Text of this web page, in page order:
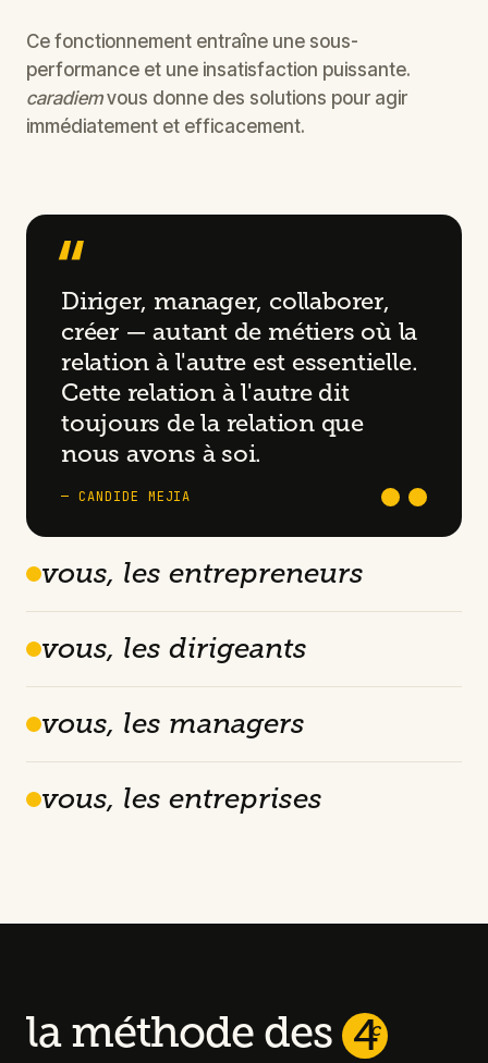
Ce fonctionnement entraîne une sous-
performance et une insatisfaction puissante.
caradiemvous donne des solutions pour agir
immédiatement et efficacement.
“
Diriger, manager, collaborer,
créer — autant de métiers où la
relation à l'autre est essentielle.
Cette relation à l'autre dit
toujours de la relation que
nous avons à soi.
— CANDIDE MEJIA
vous, les entrepreneurs
vous, les dirigeants
vous, les managers
vous, les entreprises
la méthode des 4c